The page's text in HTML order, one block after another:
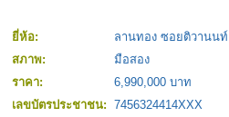
ยี่ห้อ: ลานทอง ซอยติวานนท์
สภาพ:
มือสอง
ราคา:
6,990,000 บาท
เลขบัตรประชาชน: 7456324414XXX